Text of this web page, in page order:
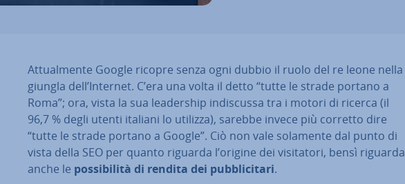
At­tual­men­te Google ricopre senza ogni dubbio il ruolo del re leone nella
giungla dell’Internet. C’era una volta il detto “tutte le strade portano a
Roma”; ora, vista la sua lea­der­ship in­di­scus­sa tra i motori di ricerca (il
96,7 % degli utenti italiani lo utilizza), sarebbe invece più corretto dire
“tutte le strade portano a Google”. Ciò non vale solamente dal punto di
vista della SEO per quanto riguarda l’origine dei vi­si­ta­to­ri, bensì riguarda
anche le pos­si­bi­li­tà di rendita dei pub­bli­ci­ta­ri.